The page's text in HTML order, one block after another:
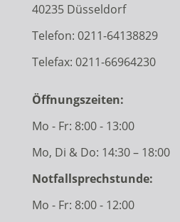
40235 Düsseldorf
Telefon: 0211-64138829
Telefax: 0211-66964230
Öffnungszeiten:
Mo - Fr: 8:00 - 13:00
Mo, Di & Do: 14:30 – 18:00
Notfallsprechstunde:
Mo - Fr: 8:00 - 12:00